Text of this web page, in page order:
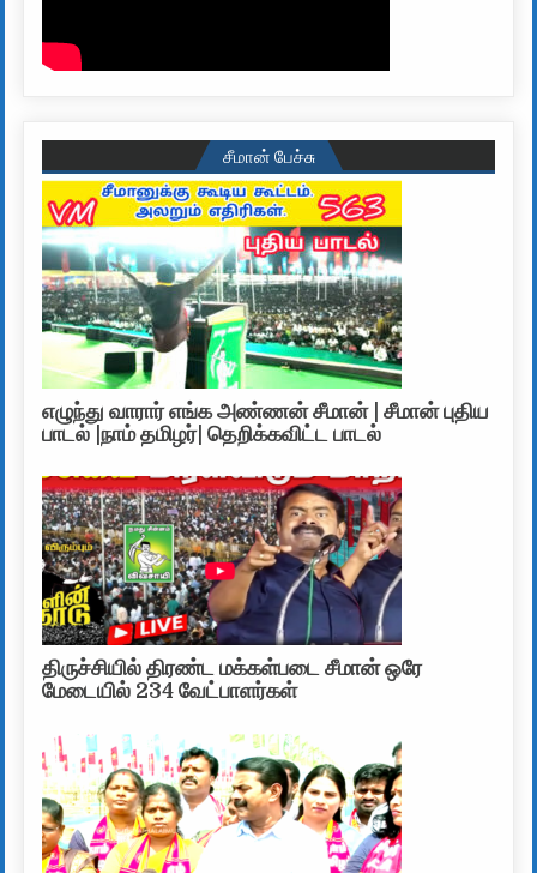
சீமான் பேச்சு
எழுந்து வாரார் எங்க அண்ணன் சீமான் | சீமான் புதிய
பாடல் |நாம் தமிழர்| தெறிக்கவிட்ட பாடல்
திருச்சியில் திரண்ட மக்கள்படை சீமான் ஒரே
மேடையில் 234 வேட்பாளர்கள்